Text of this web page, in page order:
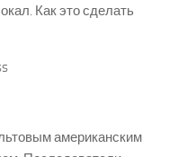
Как это сделать
американским